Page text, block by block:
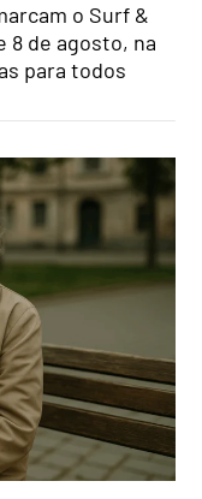
o Surf &
8 de agosto, na
para todos